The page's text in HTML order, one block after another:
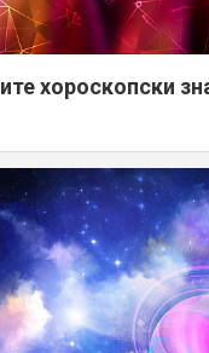
хороскопски